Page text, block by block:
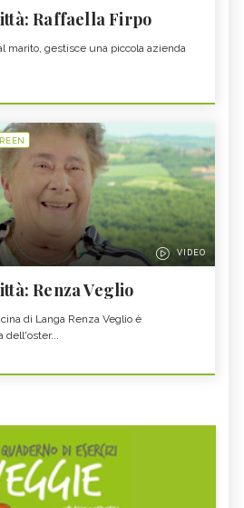
Raffaella Firpo
marito, gestisce una piccola azienda
VIDEO
Renza Veglio
di Langa Renza Veglio è
dell'oster...